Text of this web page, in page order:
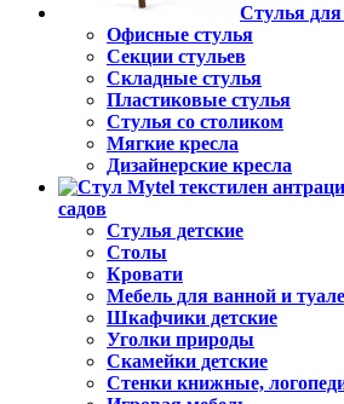
Стулья для
Офисные стулья
Секции стульев
Складные стулья
Пластиковые стулья
Стулья со столиком
Мягкие кресла
Дизайнерские кресла
садов
Стулья детские
Столы
Кровати
Мебель для ванной и
Шкафчики детские
Уголки природы
Скамейки детские
Стенки книжные,